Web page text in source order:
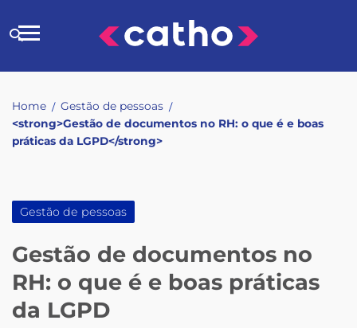
to
Buscar
Home / Gestão de pessoas /
<strong>Gestão de documentos no RH: o que é e boas
práticas da LGPD</strong>
Gestão de pessoas
Gestão de documentos no
RH: o que é e boas práticas
da LGPD